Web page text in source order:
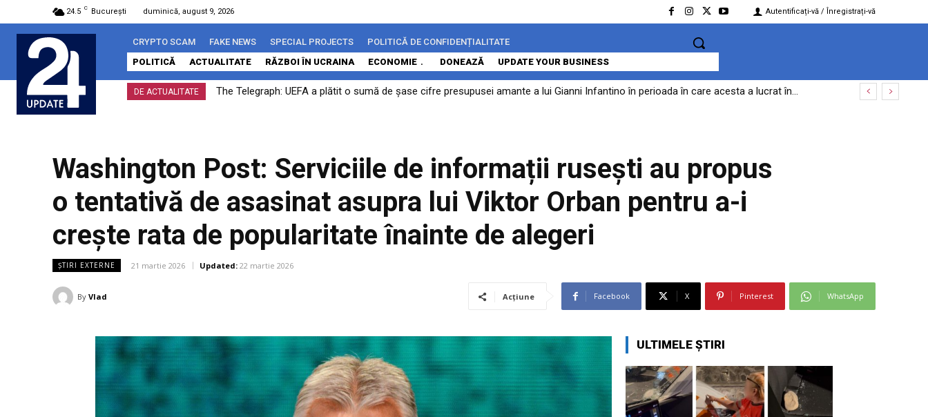
24.5 C București duminică, august 9, 2026 Autentificați-vă / Înregistrați-vă
CRYPTO SCAM FAKE NEWS SPECIAL PROJECTS
POLITICĂ DE CONFIDENȚIALITATE
POLITICĂ
ACTUALITATE RĂZBOI ÎN UCRAINA ECONOMIE DONEAZĂ UPDATE YOUR BUSINESS
DE ACTUALITATE The Telegraph: UEFA a plătit o sumă de șase cifre presupusei amante a lui Gianni Infantino în perioada în care acesta a lucrat în...
Kievul susține că nu a vizat Bulgaria, după explozia unei drone la graniță. Sofia vorbește despre un aparat ucrainean de tip „Maya”
Washington Post: Serviciile de informații rusești au propus
o tentativă de asasinat asupra lui Viktor Orban pentru a-i
crește rata de popularitate înainte de alegeri
ȘTIRI EXTERNE 21 martie 2026 Updated: 22 martie 2026
By Vlad Acțiune Facebook X Pinterest WhatsApp
ULTIMELE ȘTIRI